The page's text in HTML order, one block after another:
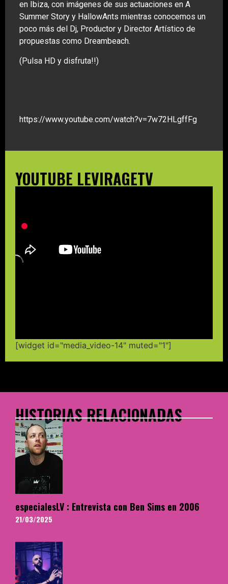
en Ibiza, con imágenes de sus actuaciones en A
Summer Story y HallowAnts mientras conocemos un
poco más del Dj, Productor y Director Artístico de
propuestas como Dreambeach.
(Pulsa HD y disfruta!!)
https://www.youtube.com/watch?v=7w72HLgffFg
YOUTUBE LEVIRAGETV
[widget id="media_video-14" muted="1"]
HISTORIAS RELACIONADAS
especialesLV : Entrevista con Ben Sims en 2006
21/03/2025